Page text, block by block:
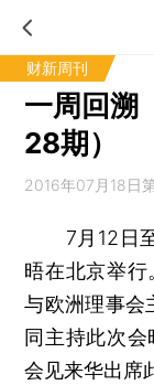
财新周刊
一周回溯
28期）
2016年07月18日
7月12日至
晤在北京举
与欧洲理事会
同主持此次
会见来华出席